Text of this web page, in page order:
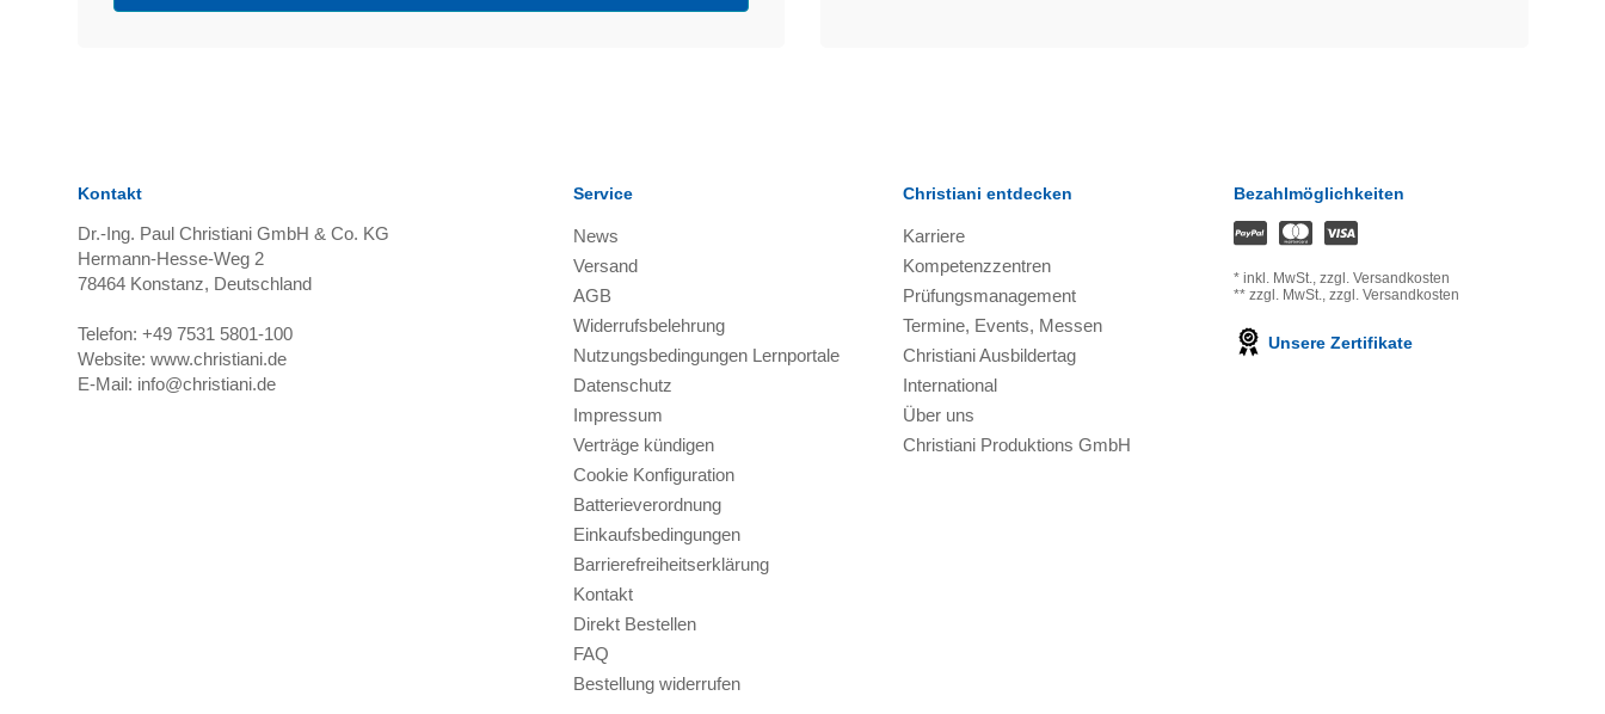
Kontakt
Dr.-Ing. Paul Christiani GmbH & Co. KG
Hermann-Hesse-Weg 2
78464Konstanz, Deutschland
Telefon: +49 7531 5801-100
Website: www.christiani.de
E-Mail: info@christiani.de
Service
News
Versand
AGB
Widerrufsbelehrung
Nutzungsbedingungen Lernportale
Datenschutz
Impressum
Verträge kündigen
Cookie Konfiguration
Batterieverordnung
Einkaufsbedingungen
Barrierefreiheitserklärung
Kontakt
Direkt Bestellen
FAQ
Bestellung widerrufen
Christiani entdecken
Karriere
Kompetenzzentren
Prüfungsmanagement
Termine, Events, Messen
Christiani Ausbildertag
International
Über uns
Christiani Produktions GmbH
Bezahlmöglichkeiten
* inkl. MwSt., zzgl. Versandkosten
** zzgl. MwSt., zzgl. Versandkosten
Unsere Zertifikate